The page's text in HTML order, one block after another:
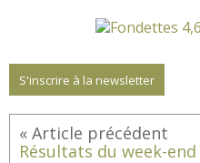
S'inscrire à la newsletter
Résultats du week-end